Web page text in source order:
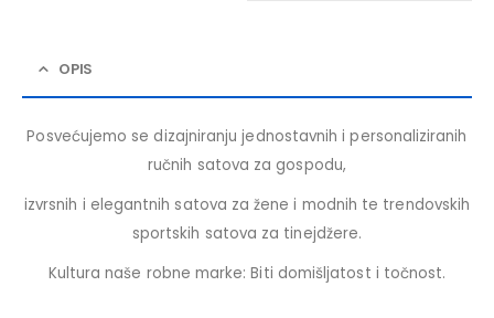
OPIS
Posvećujemo se dizajniranju jednostavnih i personaliziranih
ručnih satova za gospodu,
izvrsnih i elegantnih satova za žene i modnih te trendovskih
sportskih satova za tinejdžere.
Kultura naše robne marke: Biti domišljatost i točnost.